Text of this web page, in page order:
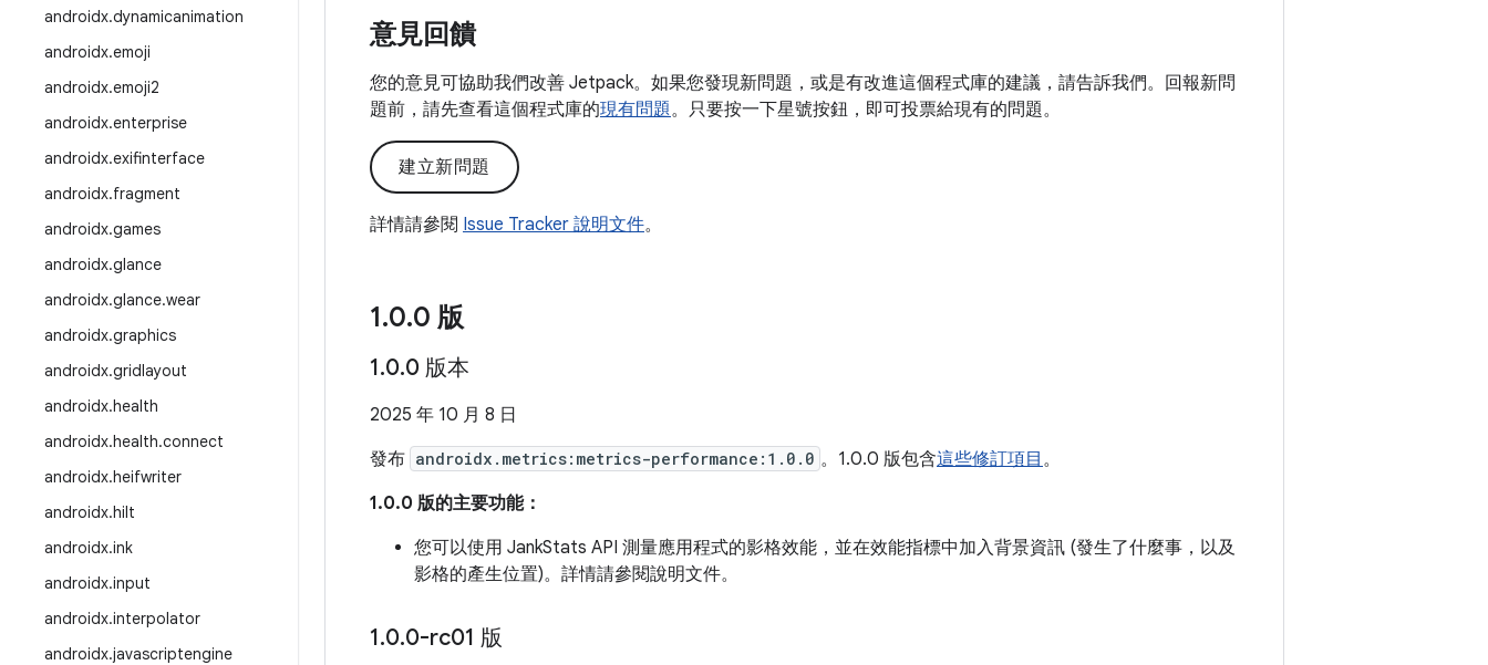
androidx.dynamicanimation
androidx.emoji
androidx.emoji2
androidx.enterprise
androidx.exifinterface
androidx.fragment
androidx.games
androidx.glance
androidx.glance.wear
androidx.graphics
androidx.gridlayout
androidx.health
androidx.health.connect
androidx.heifwriter
androidx.hilt
androidx.ink
androidx.input
androidx.interpolator
androidx.javascriptengine
意見回饋
您的意見可協助我們改善 Jetpack。如果您發現新問題，或是有改進這個程式庫的建議，請告訴我們。回報新問
題前，請先查看這個程式庫的現有問題。只要按一下星號按鈕，即可投票給現有的問題。
建立新問題
詳情請參閱 Issue Tracker 說明文件。
1.0.0 版
1.0.0 版本
2025 年 10 月 8 日
發布 androidx.metrics:metrics-performance:1.0.0 。1.0.0 版包含這些修訂項目 。
1.0.0 版的主要功能：
您可以使用 JankStats API 測量應用程式的影格效能，並在效能指標中加入背景資訊 (發生了什麼事，以及
影格的產生位置)。詳情請參閱說明文件。
1.0.0-rc01 版